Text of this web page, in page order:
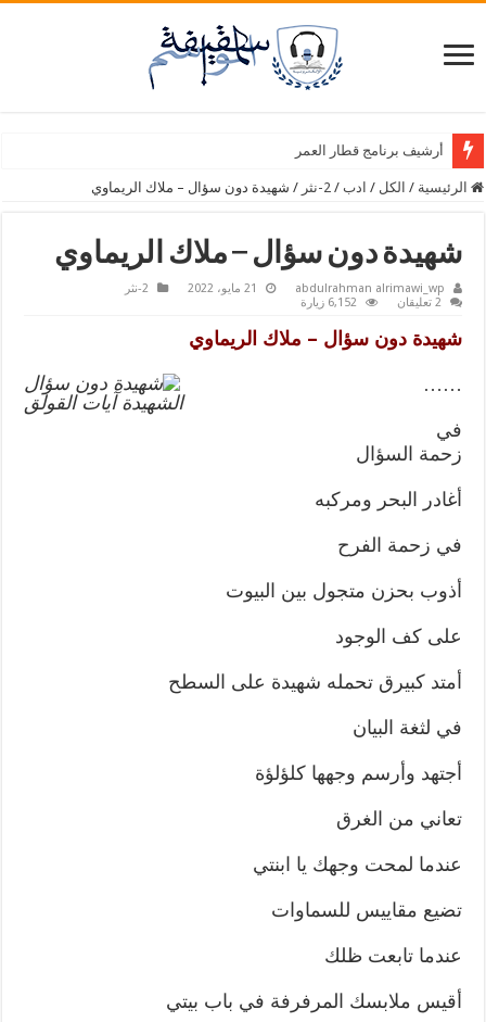
أرشيف برنامج قطار العمر
الرئيسية / الكل / ادب / 2-نثر / شهيدة دون سؤال – ملاك الريماوي
شهيدة دون سؤال – ملاك الريماوي
abdulrahman alrimawi_wp 21 مايو، 2022
2-نثر
2 تعليقان
6,152 زيارة
شهيدة دون سؤال – ملاك الريماوي
الشهيدة آيات القولق
……
في
زحمة السؤال
أغادر البحر ومركبه
في زحمة الفرح
أذوب بحزن متجول بين البيوت
على كف الوجود
أمتد كبيرق تحمله شهيدة على السطح
في لثغة البيان
أجتهد وأرسم وجهها كلؤلؤة
تعاني من الغرق
عندما لمحت وجهك يا ابنتي
تضيع مقاييس للسماوات
عندما تابعت ظلك
أقيس ملابسك المرفرفة في باب بيتي